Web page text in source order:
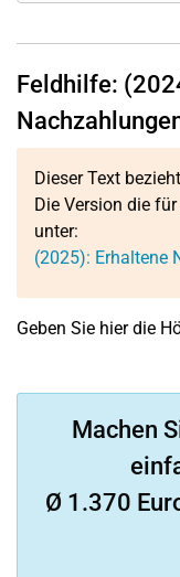
Feldhilfe:
Dieser Text
Die Version die
unter:
(2025): Erhaltene
Geben Sie hier die
Machen
Ø 1.370